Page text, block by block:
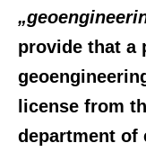
provide that a
license from
department of